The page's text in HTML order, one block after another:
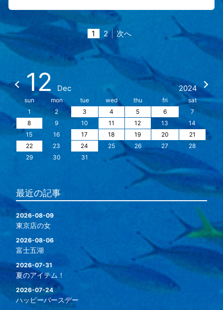
1 2 次へ
12 Dec 2024
sun mon tue wed thu fri
sat
1
2 3 4 5 6
7
8
9 10 11 12 13
14
15
16 17 18 19 20
21
22
23 24 25 26 27
28
29
30 31
最近の記事
2026-08-09
東京店の女
2026-08-06
富士五湖
2026-07-31
夏のアイテム！
2026-07-24
ハッピーバースデー